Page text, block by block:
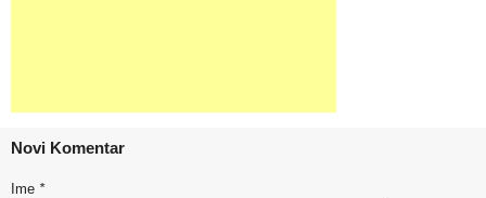
Novi Komentar
Ime *